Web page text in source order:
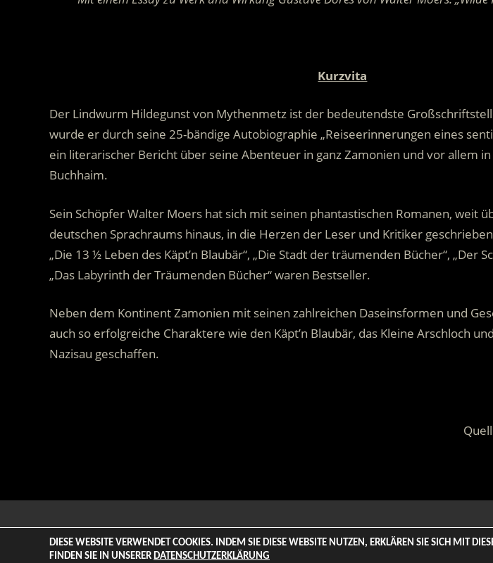
Kurzvita
Der Lindwurm Hildegunst von Mythenmetz ist der bedeutendste
wurde er durch seine 25-bändige Autobiographie „Reiseerinnerungen eines
ein literarischer Bericht über seine Abenteuer in ganz Zamonien und vor allem
Buchhaim.
Sein Schöpfer Walter Moers hat sich mit seinen phantastischen Romanen, weit
deutschen Sprachraums hinaus, in die Herzen der Leser und Kritiker
„Die 13 ½ Leben des Käpt’n Blaubär“, „Die Stadt der träumenden Bücher“, „Der
„Das Labyrinth der Träumenden Bücher“ waren Bestseller.
Neben dem Kontinent Zamonien mit seinen zahlreichen Daseinsformen und
auch so erfolgreiche Charaktere wie den Käpt’n Blaubär, das Kleine Arschloch
Nazisau geschaffen.
© 2026 ENTERTAINMENT BASE – Life & Style Magazine. All Rights Reserved. | Based on
DIESE WEBSITE VERWENDET COOKIES. INDEM SIE DIESE WEBSITE NUTZEN, ERKLÄREN SIE SICH MIT
FINDEN SIE IN UNSERER DATENSCHUTZERKLÄRUNG